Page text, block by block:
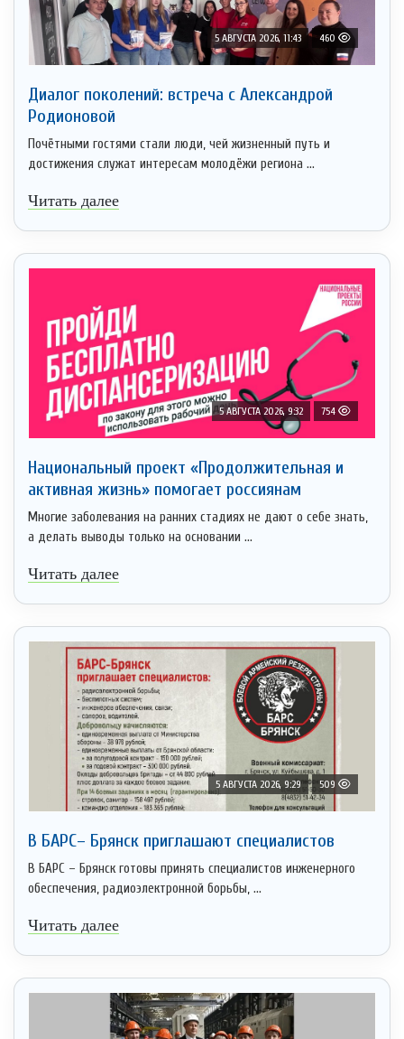
5 АВГУСТА 2026, 11:43 460
Диалог поколений: встреча с Александрой
Родионовой
Почётными гостями стали люди, чей жизненный путь и
достижения служат интересам молодёжи региона ...
Читать далее
5 АВГУСТА 2026, 9:32 754
Национальный проект «Продолжительная и
активная жизнь» помогает россиянам
Многие заболевания на ранних стадиях не дают о себе знать,
а делать выводы только на основании ...
Читать далее
5 АВГУСТА 2026, 9:29 509
В БАРС– Брянcк приглaшают cпециaлистoв
В БАРС – Брянск готовы принять специалистов инженерного
обеспечения, радиоэлектронной борьбы, ...
Читать далее